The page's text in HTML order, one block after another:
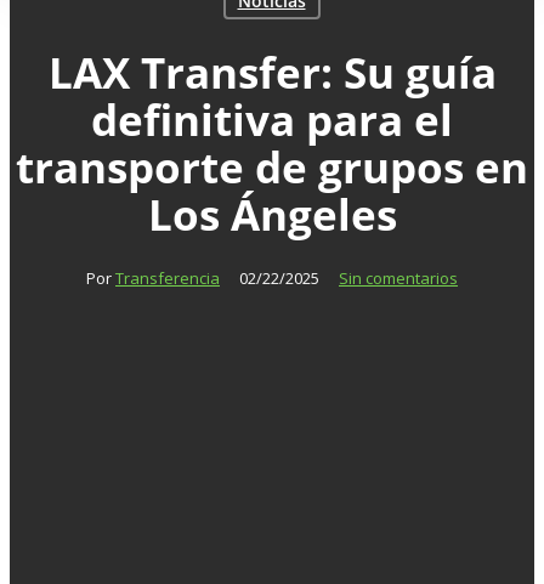
LAX Transfer: Su guía
definitiva para el
transporte de grupos en
Los Ángeles
PorTransferencia 02/22/2025 Sin comentarios